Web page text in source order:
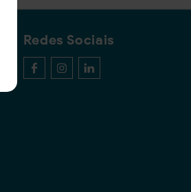
Redes Sociais